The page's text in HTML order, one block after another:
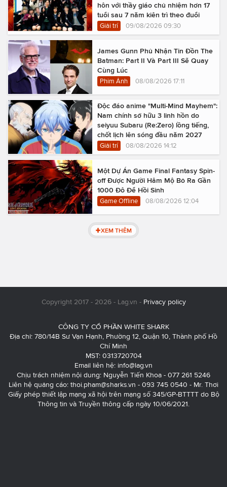
hôn với thầy giáo chủ nhiệm hơn 17
tuổi sau 7 năm kiên trì theo đuổi
Giải trí 09/08/2026 09:30
James Gunn Phủ Nhận Tin Đồn The
Batman: Part II Và Part III Sẽ Quay
Cùng Lúc
Phim Ảnh 08/08/2026 17:11
Độc đáo anime "Multi-Mind Mayhem":
Nam chính sở hữu 3 linh hồn do
seiyuu Subaru (Re:Zero) lồng tiếng,
chốt lịch lên sóng đầu năm 2027
Giải trí 08/08/2026 14:12
Một Dự Án Game Final Fantasy Spin-
off Được Người Hâm Mộ Bỏ Ra Gần
1000 Đô Để Hồi Sinh
Game Offline 08/08/2026 12:04
XEM THÊM
Copyright 2017 - 2026 - Lag.vn - Privacy policy
CÔNG TY CỔ PHẦN WHITE SHARK
Địa chỉ: 780/14B Sư Vạn Hạnh, Phường 12, Quận 10, Thành phố Hồ
Chí Minh
MST: 0313720704
Email liên hệ: info@lag.vn
Chịu trách nhiệm nội dung: Nguyễn Tiến Khoa - 077 261 5246
Liên hệ quảng cáo: thoi.pham@sharks.vn - 093 745 0540 - Mr. Thơi
Giấy phép thiết lập mạng xã hội trên mạng số 345/GP-BTTTT do Bộ
Thông tin và Truyền thông cấp ngày 10/06/2021.